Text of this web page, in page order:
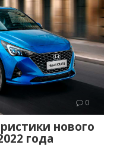
0
нового
года